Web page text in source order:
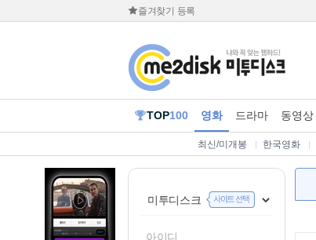
즐겨찾기 등록
TOP100 영화 드라마 동영상
최신/미개봉 한국영화